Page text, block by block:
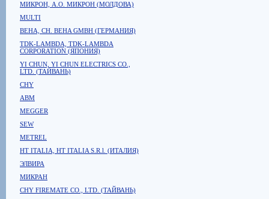
МИКРОН, А.О. МИКРОН (МОЛДОВА)
MULTI
BEHA, CH. BEHA GMBH (ГЕРМАНИЯ)
TDK-LAMBDA, TDK-LAMBDA
CORPORATION (ЯПОНИЯ)
YI CHUN, YI CHUN ELECTRICS CO.,
LTD. (ТАЙВАНЬ)
CHY
ABM
MEGGER
SEW
METREL
HT ITALIA, HT ITALIA S.R.l. (ИТАЛИЯ)
ЭЛВИРА
МИКРАН
CHY FIREMATE CO., LTD. (ТАЙВАНЬ)